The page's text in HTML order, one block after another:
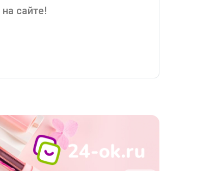
сайте!